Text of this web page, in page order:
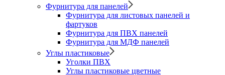
Фурнитура для панелей
Фурнитура для листовых панелей и
фартуков
Фурнитура для ПВХ панелей
Фурнитура для МДФ панелей
Углы пластиковые
Уголки ПВХ
Углы пластиковые цветные